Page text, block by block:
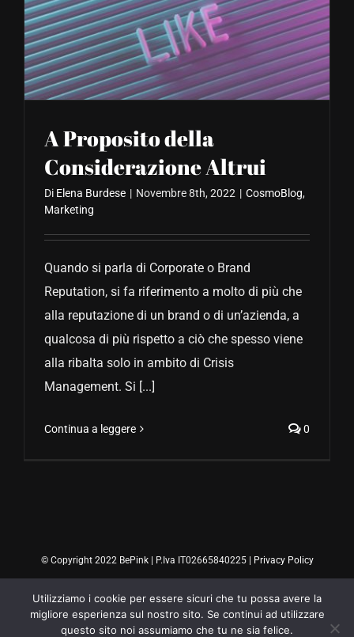
A Proposito della
Considerazione Altrui
Di Elena Burdese | Novembre 8th, 2022 | CosmoBlog,
Marketing
Quando si parla di Corporate o Brand
Reputation, si fa riferimento a molto di più che
alla reputazione di un brand o di un’azienda, a
qualcosa di più rispetto a ciò che spesso viene
alla ribalta solo in ambito di Crisis
Management. Si [...]
Continua a leggere 0
© Copyright 2022 BePink | P.Iva IT02665840225 | Privacy Policy
Utilizziamo i cookie per essere sicuri che tu possa avere la
migliore esperienza sul nostro sito. Se continui ad utilizzare
questo sito noi assumiamo che tu ne sia felice.